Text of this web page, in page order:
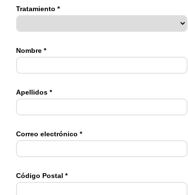
Tratamiento *
Nombre *
Apellidos *
Correo electrónico *
Código Postal *